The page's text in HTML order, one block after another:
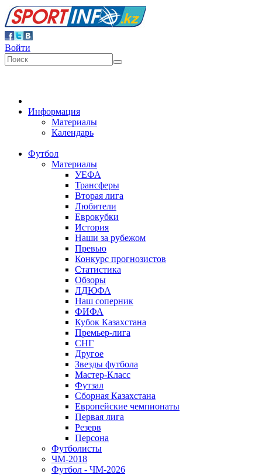
Войти
Информация
Материалы
Календарь
Футбол
Материалы
УЕФА
Трансферы
Вторая лига
Любители
Еврокубки
История
Наши за рубежом
Превью
Конкурс прогнозистов
Статистика
Обзоры
ЛДЮФА
Наш соперник
ФИФА
Кубок Казахстана
Премьер-лига
СНГ
Другое
Звезды футбола
Мастер-Класс
Футзал
Сборная Казахстана
Европейские чемпионаты
Первая лига
Резерв
Персона
Футболисты
ЧМ-2018
Футбол - ЧМ-2026